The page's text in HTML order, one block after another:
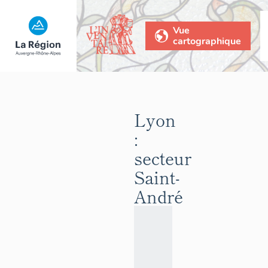
Vue
cartographique
Lyon
:
secteur
Saint-
André